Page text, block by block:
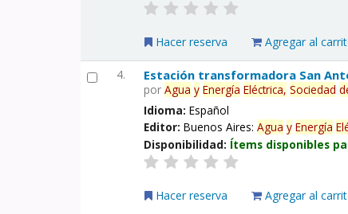
Hacer reserva Agregar al
4. Estación transformadora San
porAgua y Energía Eléctrica, Sociedad
Idioma:Español
Editor:Buenos Aires:Agua y Energía
Disponibilidad: Ítems disponibles
Hacer reserva Agregar al